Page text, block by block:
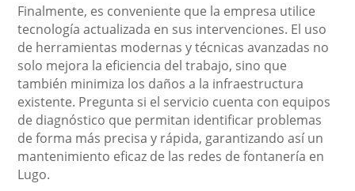
Finalmente, es conveniente que la empresa utilice
tecnología actualizada en sus intervenciones. El uso
de herramientas modernas y técnicas avanzadas no
solo mejora la eficiencia del trabajo, sino que
también minimiza los daños a la infraestructura
existente. Pregunta si el servicio cuenta con equipos
de diagnóstico que permitan identificar problemas
de forma más precisa y rápida, garantizando así un
mantenimiento eficaz de las redes de fontanería en
Lugo.